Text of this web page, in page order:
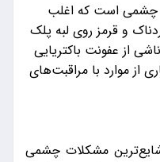
چشمی است که اغلب
و قرمز روی لبه پلک
از عفونت باکتریایی
از موارد با مراقبت‌های
از شایع‌ترین مشکلات چشمی